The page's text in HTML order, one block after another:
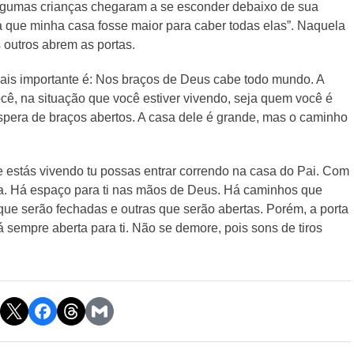
crianças chegaram a se esconder debaixo de sua
minha casa fosse maior para caber todas elas”. Naquela
abrem as portas.
importante é: Nos braços de Deus cabe todo mundo. A
na situação que você estiver vivendo, seja quem você é
de braços abertos. A casa dele é grande, mas o caminho
vivendo tu possas entrar correndo na casa do Pai. Com
Há espaço para ti nas mãos de Deus. Há caminhos que
serão fechadas e outras que serão abertas. Porém, a porta
aberta para ti. Não se demore, pois sons de tiros